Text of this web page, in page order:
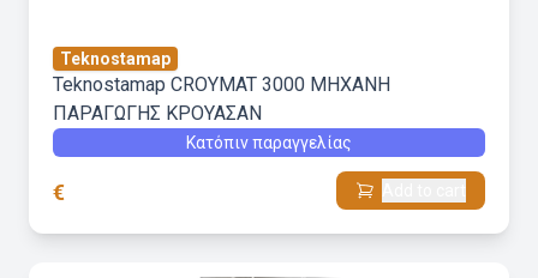
Teknostamap
Teknostamap CROYMAT 3000 ΜΗΧΑΝΗ
ΠΑΡΑΓΩΓΗΣ ΚΡΟΥΑΣΑΝ
Κατόπιν παραγγελίας
€